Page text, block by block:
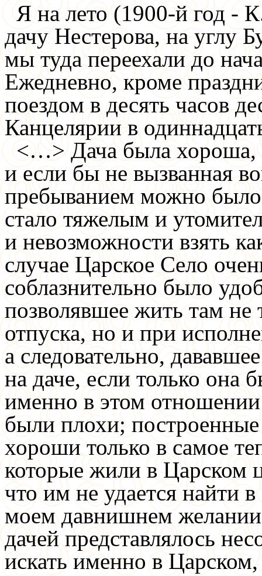
Я на лето (1900-й год -
дачу Нестерова, на углу
мы туда переехали до
Ежедневно, кроме
поездом в десять часов
Канцелярии в
<…> Дача была хороша,
и если бы не вызванная
пребыванием можно
стало тяжелым и
и невозможности взять
случае Царское Село
соблазнительно было
позволявшее жить там не
отпуска, но и при
а следовательно,
на даче, если только она
именно в этом отношении
были плохи;
хороши только в самое
которые жили в Царском
что им не удается найти
моем давнишнем желании
дачей представлялось
искать именно в